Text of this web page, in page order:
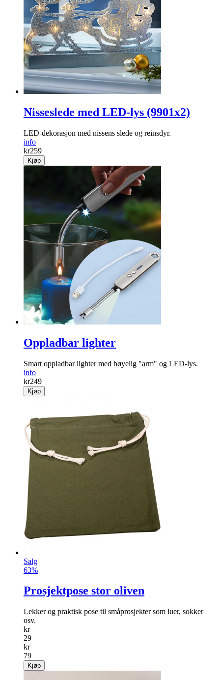
Nisseslede med LED-lys (9901x2)
LED-dekorasjon med nissens slede og reinsdyr.
info
kr259
Kjøp
Oppladbar lighter
Smart oppladbar lighter med bøyelig "arm" og LED-lys.
info
kr249
Kjøp
Salg
63%
Prosjektpose stor oliven
Lekker og praktisk pose til småprosjekter som luer, sokker
osv.
kr
29
kr
79
Kjøp